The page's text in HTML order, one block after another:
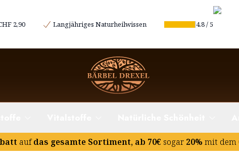
2,90 Langjähriges Naturheilwissen 4.8/5
aufdas gesamte Sortiment, ab 70€ sogar 20% mit dem